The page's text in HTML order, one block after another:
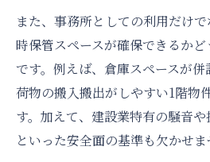
また、事務所としての利用だけ
時保管スペースが確保できるか
です。例えば、倉庫スペースが併
荷物の搬入搬出がしやすい1階物
す。加えて、建設業特有の騒音
といった安全面の基準も欠かせま